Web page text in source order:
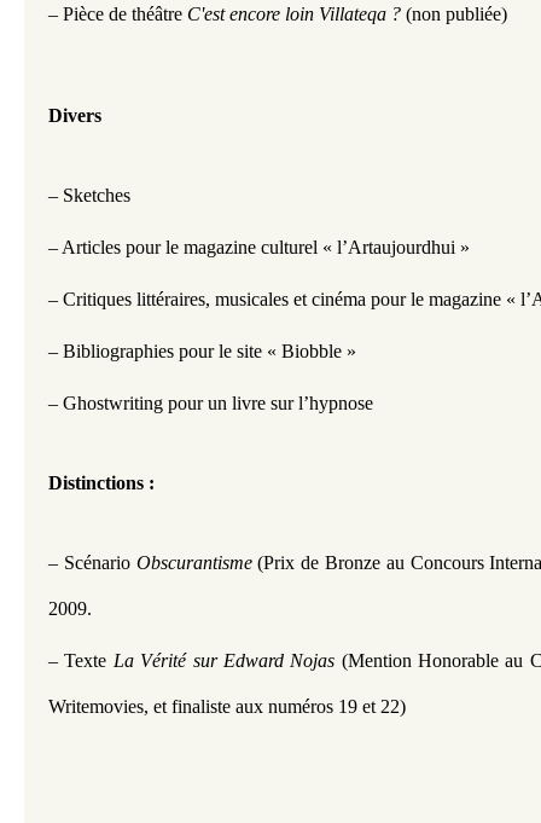
– Pièce de théâtre C'est encore loin Villateqa ? (non publiée)
Divers
– Sketches
– Articles pour le magazine culturel « l’Artaujourdhui »
– Critiques littéraires, musicales et cinéma pour le magazine «
– Bibliographies pour le site « Biobble »
– Ghostwriting pour un livre sur l’hypnose
Distinctions :
– Scénario Obscurantisme (Prix de Bronze au Concours
2009.
– Texte La Vérité sur Edward Nojas (Mention Honorable au
Writemovies, et finaliste aux numéros 19 et 22)